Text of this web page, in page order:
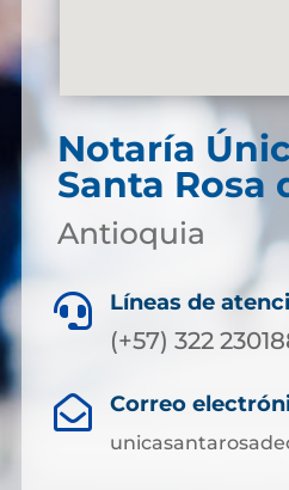
Notaría
Santa Rosa
Antioquia
 Líneas de
(+57) 322
 Correo